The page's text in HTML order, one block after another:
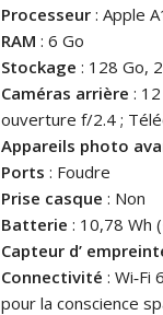
Processeur : Apple
RAM : 6 Go
Stockage : 128 Go,
Caméras arrière :
ouverture f/2.4 ;
Appareils photo
Ports : Foudre
Prise casque : Non
Batterie : 10,78 Wh
Capteur d’
Connectivité : Wi‑Fi
pour la conscience